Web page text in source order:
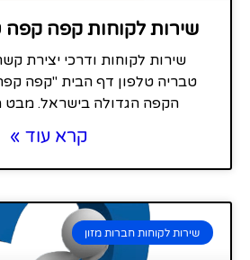
שירות לקוחות קפה קפה
שירות לקוחות ודרכי יצירת
טבריה טלפון דף הבית "קפה
הקפה הגדולה בישראל. מבט
קרא עוד »
שירות לקוחות חברות מזון